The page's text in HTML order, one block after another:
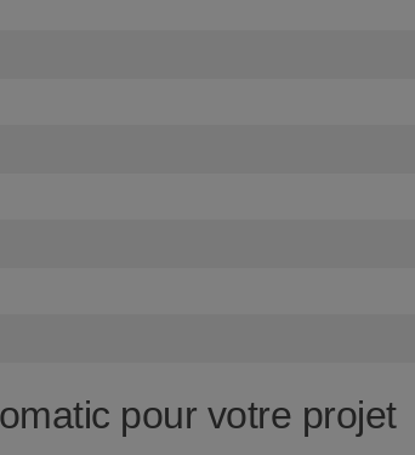
pour votre projet